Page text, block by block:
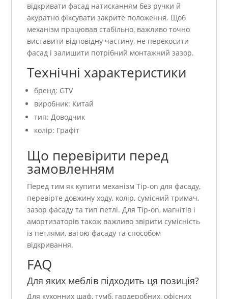
відкривати фасад натисканням без ручки й
акуратно фіксувати закрите положення. Щоб
механізм працював стабільно, важливо точно
виставити відповідну частину, не перекосити
фасад і залишити потрібний монтажний зазор.
Технічні характеристики
бренд: GTV
виробник: Китай
тип: Доводчик
колір: Графіт
Що перевірити перед
замовленням
Перед тим як купити механізм Tip-on для фасаду,
перевірте довжину ходу, колір, сумісний тримач,
зазор фасаду та тип петлі. Для Tip-on, магнітів і
амортизаторів також важливо звірити сумісність
із петлями, вагою фасаду та способом
відкривання.
FAQ
Для яких меблів підходить ця позиція?
Для кухонних шаф, тумб, гардеробних, офісних